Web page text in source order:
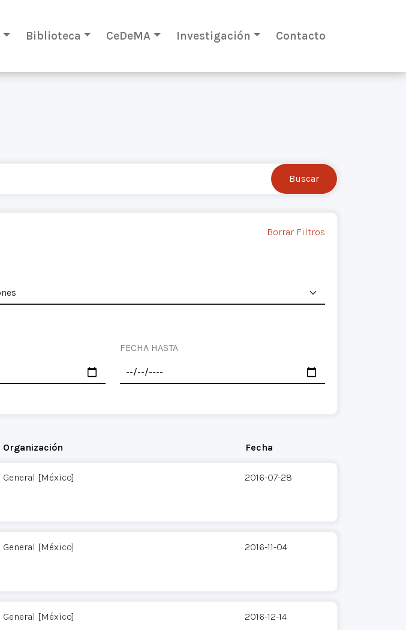
Biblioteca CeDeMA Investigación Contacto
Borrar Filtros
FECHA HASTA
Organización Fecha
General [México] 2016-07-28
General [México] 2016-11-04
General [México] 2016-12-14